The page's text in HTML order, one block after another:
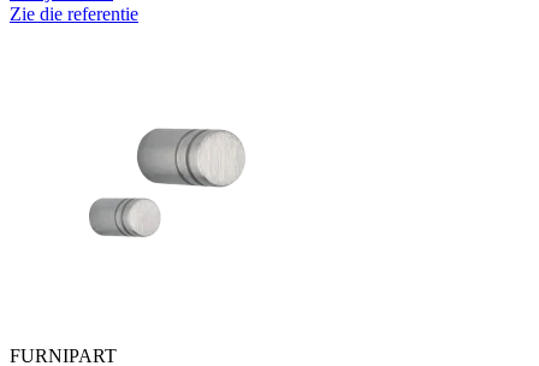
Zie die referentie
FURNIPART